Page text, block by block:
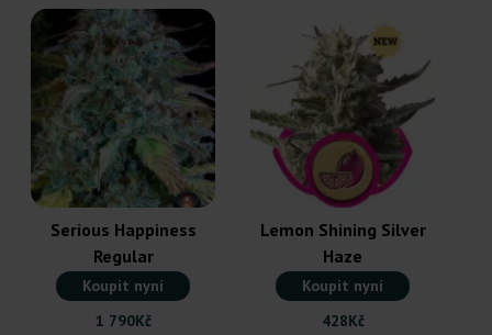
Serious Happiness
Regular
Koupit nyní
1 790Kč
Lemon Shining Silver
Haze
Koupit nyní
428Kč